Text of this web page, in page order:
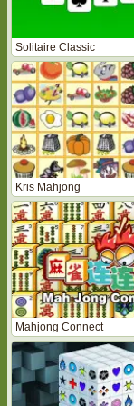
Solitaire Classic
Kris Mahjong
Mahjong Connect